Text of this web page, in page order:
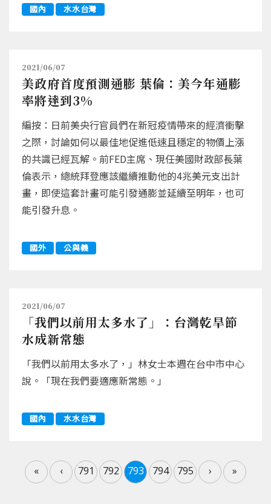
國內 水水台灣
2021/06/07
美政府首度預測通膨 葉倫：美今年通膨
率將達到3%
編按：日前美央行官員們在新冠疫情帶來的經濟衝擊
之際，討論如何以最佳地促進低速且穩定的物價上漲
的共識已經瓦解。前FED主席、現任美國財政部長葉
倫表示，總統拜登應該繼續推動他的4兆美元支出計
畫，即使這套計畫可能引發通膨並延續至明年，也可
能引發升息。
國外 公與義
2021/06/07
「我們以前用太多水了」：台灣乾旱節
水成新常態
「我們以前用太多水了，」林女士本週在台中市中心
說。「現在我們要適應新常態。」
國內 水水台灣
« ‹ 791 792 793 794 795 › »